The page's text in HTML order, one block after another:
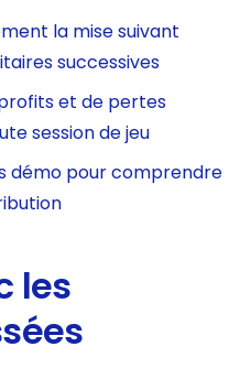
la mise suivant
successives
et de pertes
session de jeu
démo pour comprendre
les